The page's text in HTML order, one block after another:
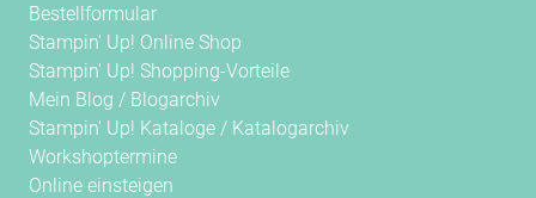
Bestellformular
Stampin' Up! Online Shop
Stampin' Up! Shopping-Vorteile
Mein Blog / Blogarchiv
Stampin' Up! Kataloge / Katalogarchiv
Workshoptermine
Online einsteigen